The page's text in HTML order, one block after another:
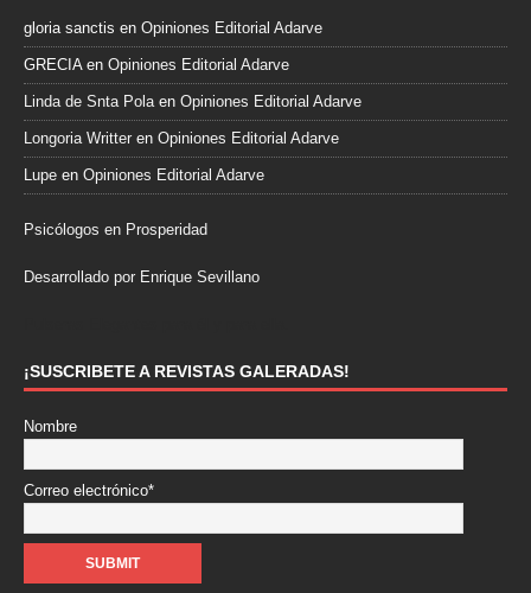
gloria sanctis en Opiniones Editorial Adarve
GRECIAen Opiniones Editorial Adarve
Linda de Snta Polaen Opiniones Editorial Adarve
Longoria Writter en Opiniones Editorial Adarve
Lupe en Opiniones Editorial Adarve
Psicólogos en Prosperidad
Desarrollado por Enrique Sevillano
¡SUSCRIBETE A REVISTAS GALERADAS!
Nombre
Correo electrónico*